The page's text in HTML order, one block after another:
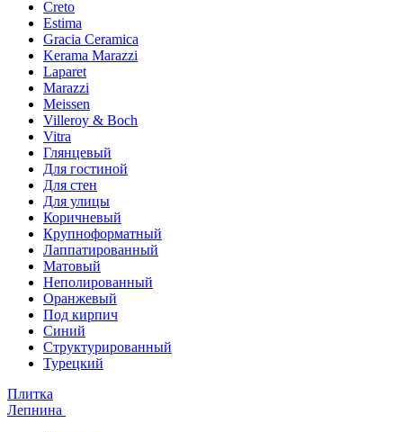
Creto
Estima
Gracia Ceramica
Kerama Marazzi
Laparet
Marazzi
Meissen
Villeroy & Boch
Vitra
Глянцевый
Для гостиной
Для стен
Для улицы
Коричневый
Крупноформатный
Лаппатированный
Матовый
Неполированный
Оранжевый
Под кирпич
Синий
Структурированный
Турецкий
Плитка
Лепнина